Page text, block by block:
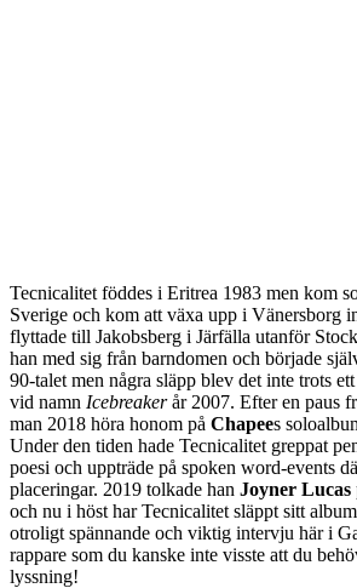
Tecnicalitet föddes i Eritrea 1983 men kom
Sverige och kom att växa upp i Vänersborg
flyttade till Jakobsberg i Järfälla utanför
han med sig från barndomen och började
90-talet men några släpp blev det inte trots
vid namn Icebreakerår 2007. Efter en paus
man 2018 höra honom på Chapees
Under den tiden hade Tecnicalitet greppat
poesi och uppträde på spoken word-events
placeringar. 2019 tolkade han Joyner Lucas
och nu i höst har Tecnicalitet släppt sitt album
otroligt spännande och viktig intervju här i
rappare som du kanske inte visste att du
lyssning!